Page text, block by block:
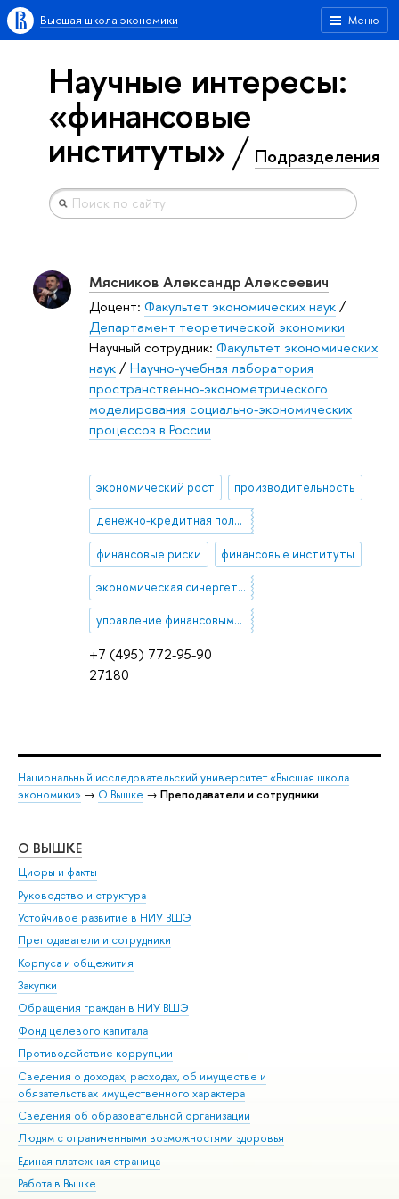
Меню
Высшая школа экономики
Научные интересы:
«финансовые
институты» Подразделения
+7 (495) 772-95-90
27180
Мясников Александр Алексеевич
Доцент: Факультет экономических наук/
Департамент теоретической экономики
Научный сотрудник: Факультет экономических
наук/Научно-учебная лаборатория
пространственно-эконометрического
моделирования социально-экономических
процессов в России
экономический рост производительность
денежно-кредитная политика
финансовые риски финансовые институты
экономическая синергетика
управление финансовыми рисками
Национальный исследовательский университет «Высшая школа
экономики» → О Вышке → Преподаватели и сотрудники
О ВЫШКЕ
Цифры и факты
Руководство и структура
Устойчивое развитие в НИУ ВШЭ
Преподаватели и сотрудники
Корпуса и общежития
Закупки
Обращения граждан в НИУ ВШЭ
Фонд целевого капитала
Противодействие коррупции
Сведения о доходах, расходах, об имуществе и
обязательствах имущественного характера
Сведения об образовательной организации
Людям с ограниченными возможностями здоровья
Единая платежная страница
Работа в Вышке